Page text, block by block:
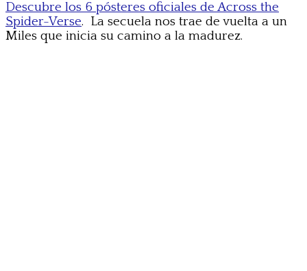
Descubre los 6 pósteres oficiales de Across the
Spider-Verse. La secuela nos trae de vuelta a un
Miles que inicia su camino a la madurez.